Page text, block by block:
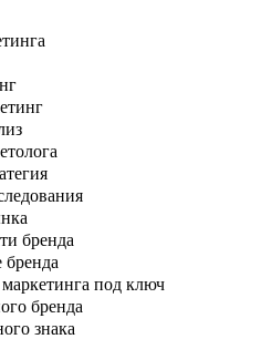
бренда
под ключ
бренда
знака